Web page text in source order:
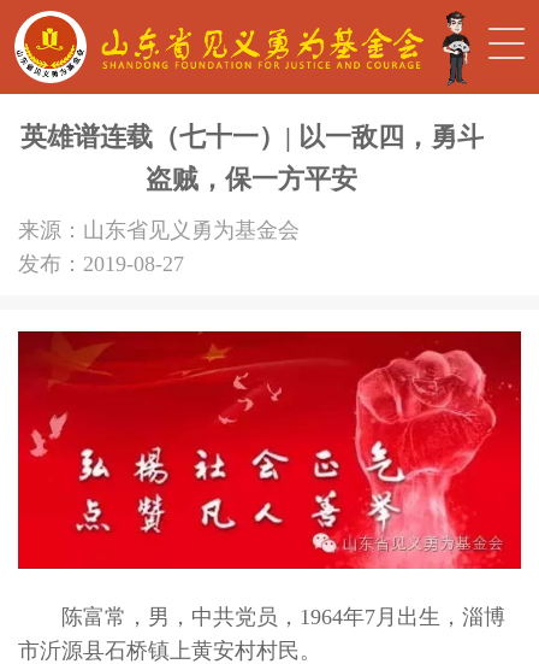
英雄谱连载（七十一）| 以一敌四，勇斗
盗贼，保一方平安
来源：山东省见义勇为基金会
发布：2019-08-27
陈富常，男，中共党员，1964年7月出生，淄博
市沂源县石桥镇上黄安村村民。